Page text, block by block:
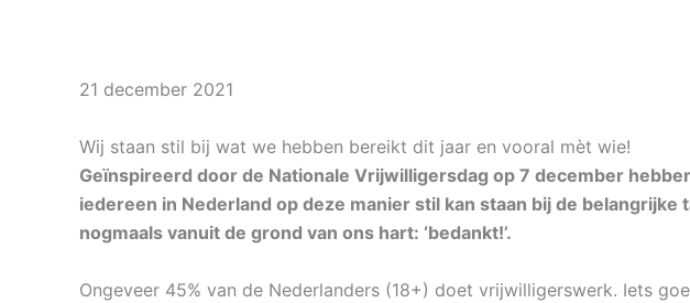
21 december 2021
Wij staan stil bij wat we hebben bereikt dit jaar en vooral mèt wie!
Geïnspireerd door de Nationale Vrijwilligersdag op 7 december
iedereen in Nederland op deze manier stil kan staan bij de
nogmaals vanuit de grond van ons hart: ‘bedankt!’.
Ongeveer 45% van de Nederlanders (18+) doet vrijwilligerswerk. Iets